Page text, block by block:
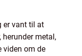
er vant til at
herunder metal,
viden om de